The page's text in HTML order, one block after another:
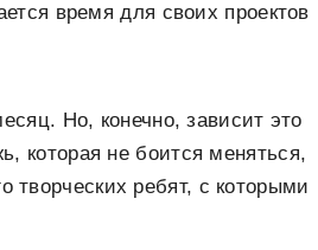
время для своих проектов
Но, конечно, зависит это
которая не боится меняться,
творческих ребят, с которыми